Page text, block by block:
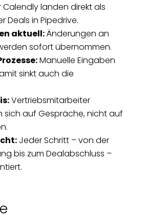
Calendly landen direkt als
Deals in Pipedrive.
aktuell:Änderungen an
sofort übernommen.
Manuelle Eingaben
sinkt auch die
Vertriebsmitarbeiter
sich auf Gespräche, nicht auf
Jeder Schritt – von der
bis zum Dealabschluss –